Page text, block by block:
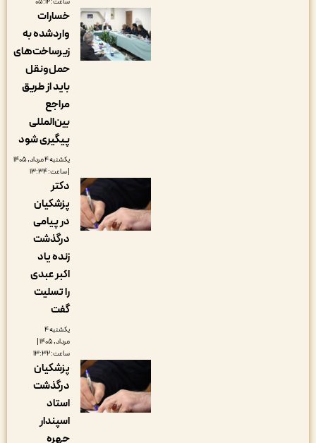
خسارات
واردشده به
زیرساخت‌های
حمل‌ونقل
باید از طریق
بین‌المللی
پیگیری شود
یکشنبه ۴ مرداد, ۱۴۰۵
دکتر
پزشکیان
در پیامی
درگذشت
زنده یاد
اکبر عبدی
را تسلیت
مرداد, ۱۴۰۵ |
پزشکیان
درگذشت
استاد